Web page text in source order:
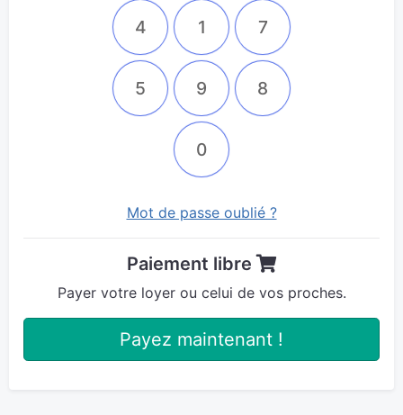
Mot de passe oublié ?
Paiement libre
Payer votre loyer ou celui de vos proches.
Payez maintenant !